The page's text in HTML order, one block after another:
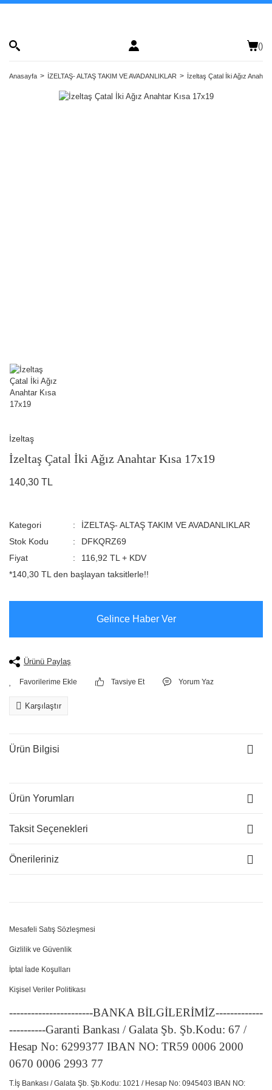
()
Anasayfa İZELTAŞ- ALTAŞ TAKIM VE AVADANLIKLAR İzeltaş Çatal İki Ağız
İzeltaş
İzeltaş Çatal İki Ağız Anahtar Kısa 17x19
140,30 TL
Kategori
İZELTAŞ- ALTAŞ TAKIM VE AVADANLIKLAR
Stok Kodu
DFKQRZ69
Fiyat
116,92 TL + KDV
*140,30 TL den başlayan taksitlerle!!
Gelince Haber Ver
Ürünü Paylaş
Tavsiye Et Yorum Yaz
Karşılaştır
Ürün Bilgisi
Ürün Yorumları
Taksit Seçenekleri
Önerileriniz
Mesafeli Satış Sözleşmesi
Gizlilik ve Güvenlik
İptal İade Koşulları
Kişisel Veriler Politikası
-----------------------BANKA BİLGİLERİMİZ-------------
----------Garanti Bankası / Galata Şb. Şb.Kodu: 67 /
Hesap No: 6299377 IBAN NO: TR59 0006 2000
0670 0006 2993 77
T.İş Bankası / Galata Şb. Şb.Kodu: 1021 / Hesap No: 0945403 IBAN NO: